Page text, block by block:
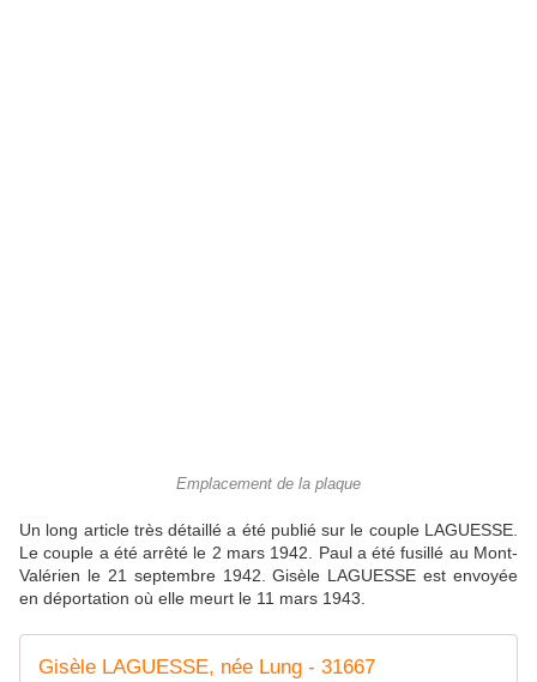
Emplacement de la plaque
Un long article très détaillé a été publié sur le couple LAGUESSE.
Le couple a été arrêté le 2 mars 1942. Paul a été fusillé au Mont-
Valérien le 21 septembre 1942. Gisèle LAGUESSE est envoyée
en déportation où elle meurt le 11 mars 1943.
Gisèle LAGUESSE, née Lung - 31667